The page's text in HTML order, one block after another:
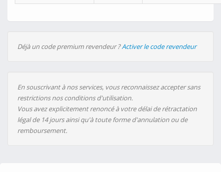
Déjà un code premium revendeur ?Activer le code revendeur
En souscrivant à nos services, vous reconnaissez accepter sans
restrictions nos conditions d'utilisation.
Vous avez explicitement renoncé à votre délai de rétractation
légal de 14 jours ainsi qu'à toute forme d'annulation ou de
remboursement.